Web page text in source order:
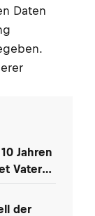
Daten
Jahren
Vater
der